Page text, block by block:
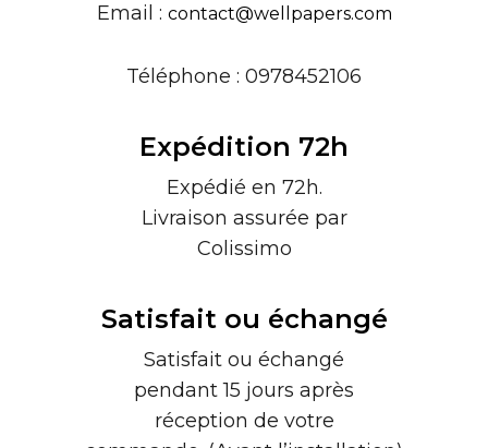
Email : contact@wellpapers.com
Téléphone : 0978452106
Expédition 72h
Expédié en 72h.
Livraison assurée par
Colissimo
Satisfait ou échangé
Satisfait ou échangé
pendant 15 jours après
réception de votre